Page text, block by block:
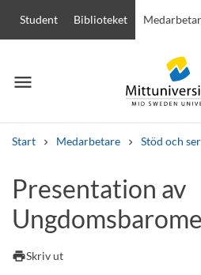
Student Biblioteket
menu
Meny
Start Medarbetare Stöd och
Andra söktjänster
Kurser och program Kursplaner
Lediga jobb
Presentation av
printSkriv ut